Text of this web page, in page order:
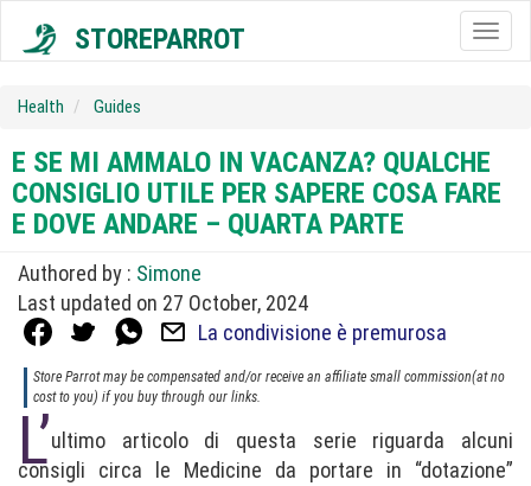
STOREPARROT
Health Guides
E SE MI AMMALO IN VACANZA? QUALCHE
CONSIGLIO UTILE PER SAPERE COSA FARE
E DOVE ANDARE – QUARTA PARTE
Authored by : Simone
Last updated on 27 October, 2024
La condivisione è premurosa
Store Parrot may be compensated and/or receive an affiliate small commission(at no
cost to you) if you buy through our links.
L’ultimo articolo di questa serie riguarda alcuni
consigli circa le Medicine da portare in “dotazione”